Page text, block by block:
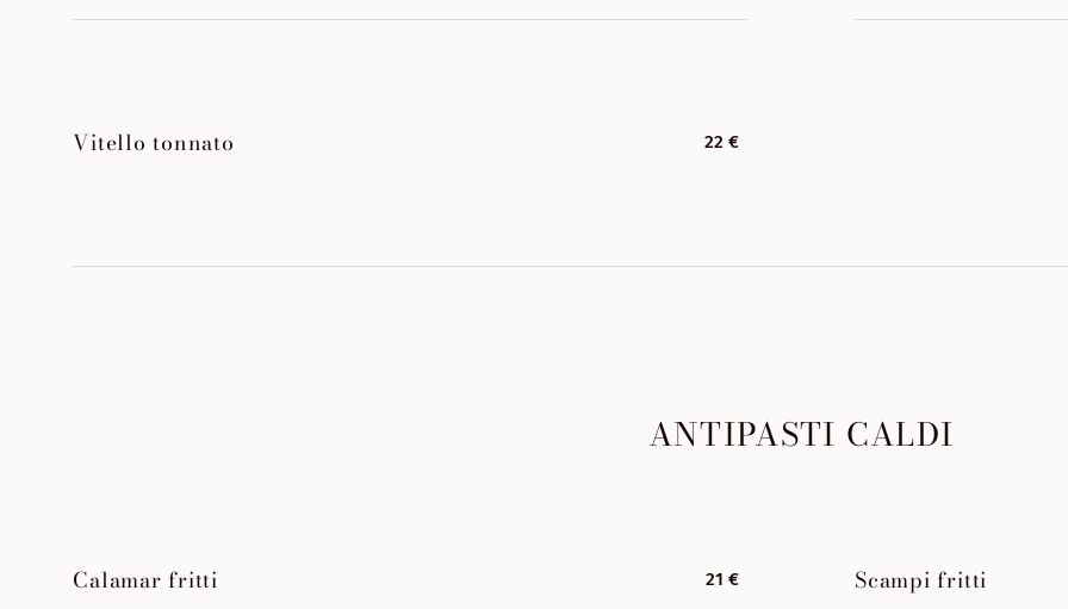
Vitello tonnato 22 €
ANTIPASTI CALDI
Calamar fritti 21 € Scampi fritti